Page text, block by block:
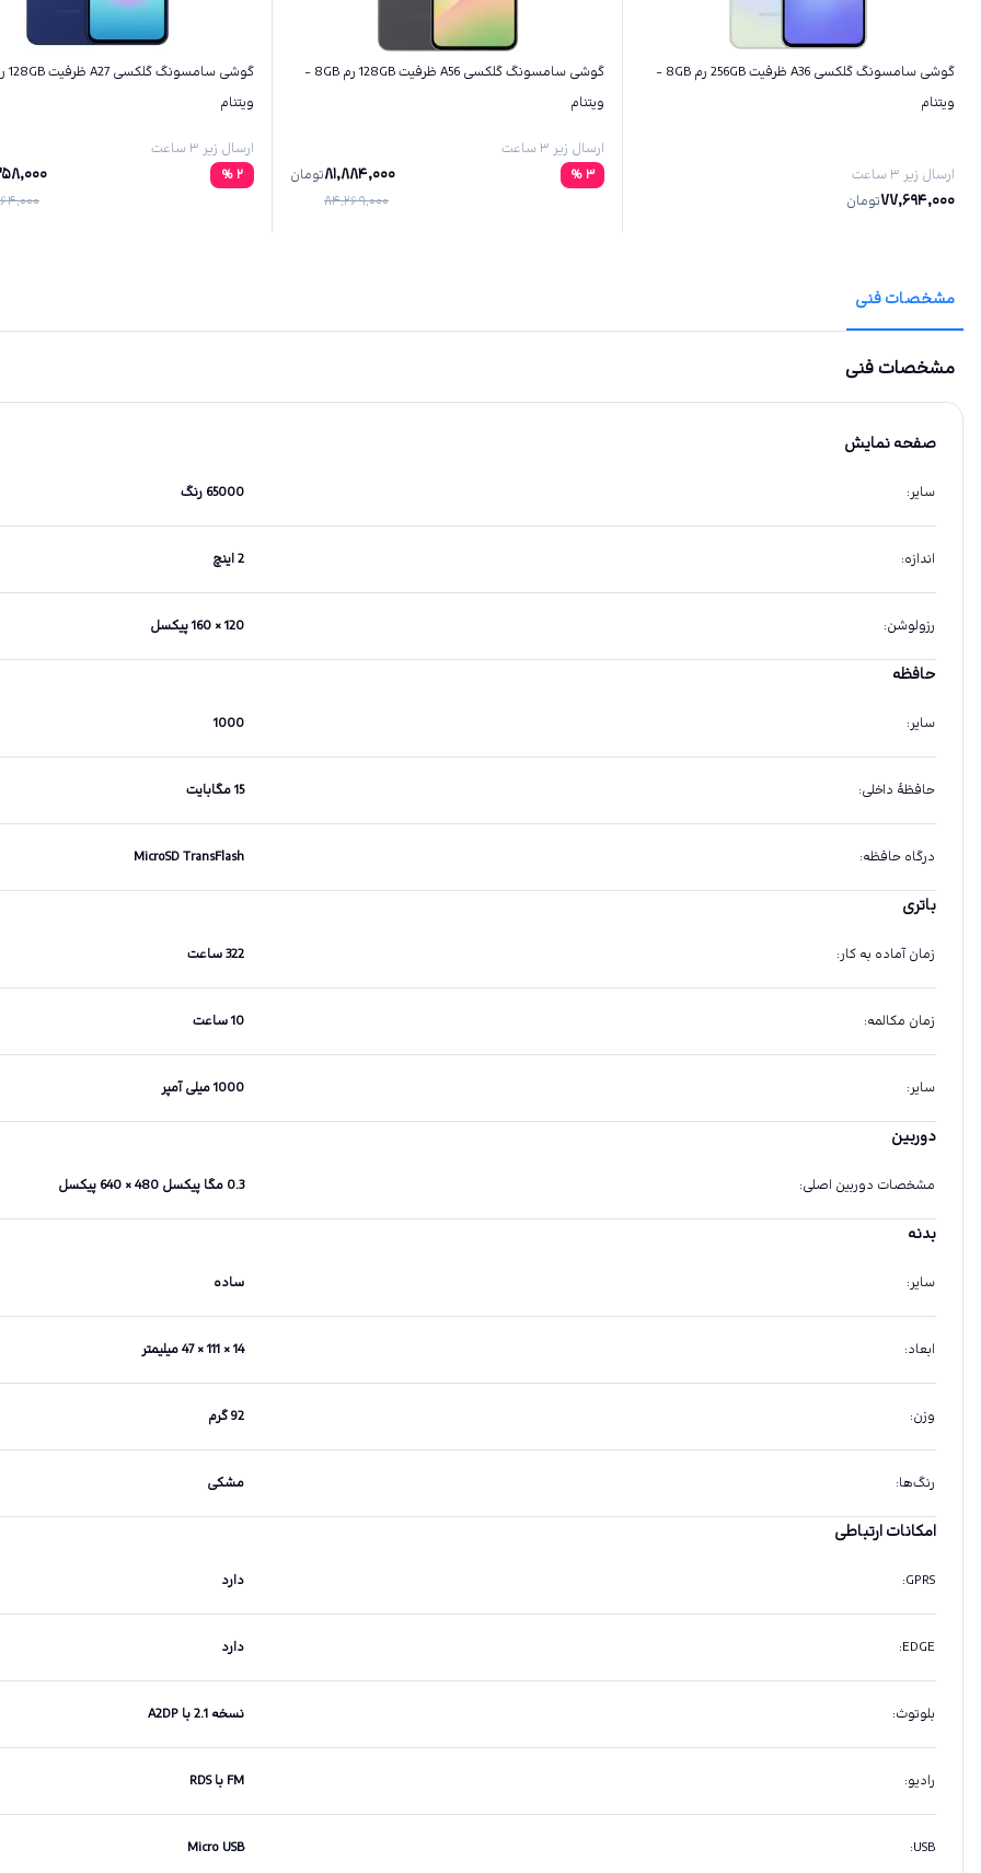
گوشی سامسونگ گلکسی A36 ظرفیت 256GB رم 8GB -
ویتنام
ارسال زیر ۳ ساعت
77,694,000تومان
گوشی سامسونگ گلکسی A56 ظرفیت 128GB رم 8GB -
ویتنام
ارسال زیر ۳ ساعت
3
%
81,884,000
84,269,000
تومان
ویتنام
ارسال زیر ۳ ساعت
2
%
مشخصات فنی
مشخصات فنی
صفحه نمایش
سایر: 65000 رنگ
اندازه: 2 اینچ
رزولوشن: 120 × 160 پیکسل
حافظه
سایر:
1000
حافظهٔ داخلی: 15 مگابایت
درگاه حافظه:
MicroSD TransFlash
باتری
زمان آماده به کار: 322 ساعت
زمان مکالمه: 10 ساعت
سایر: 1000 میلی آمپر
دوربین
مشخصات دوربین اصلی: 0.3 مگا پیکسل 480 × 640 پیکسل
بدنه
سایر: ساده
ابعاد: 14 × 111 × 47 میلیمتر
وزن: 92 گرم
رنگ‌ها: مشکی
امکانات ارتباطی
GPRS
: دارد
EDGE
: دارد
بلوتوث: نسخه 2.1 با A2DP
رادیو: FM با RDS
USB
:
Micro USB